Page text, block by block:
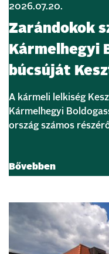
2026.07.20.
Zarándokok
Kármelhegyi
búcsúját
A kármeli lelkiség
Kármelhegyi
ország számos
Bővebben